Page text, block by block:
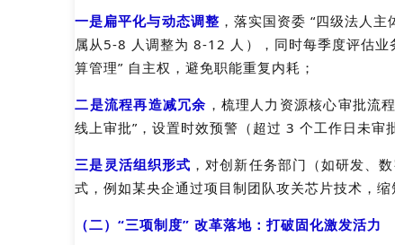
一是扁平化与动态调整 ，落实国资委 “四级法人
属从5-8 人调整为 8-12 人），同时每季度评估业
算管理” 自主权，避免职能重复内耗；
二是流程再造减冗余 ，梳理人力资源核心审批流
线上审批”，设置时效预警（超过 3 个工作日未审
三是灵活组织形式 ，对创新任务部门（如研发、
式，例如某央企通过项目制团队攻关芯片技术，缩
（二）“三项制度” 改革落地：打破固化激发活力